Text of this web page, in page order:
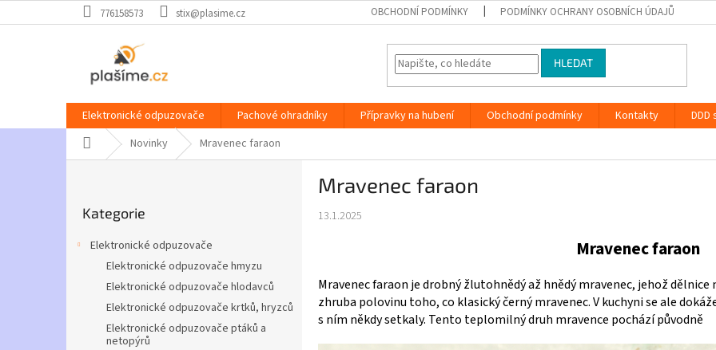
na
776158573 stix@plasime.cz OBCHODNÍ PODMÍNKY PODMÍNKY OCHRANY OSOBNÍCH ÚDAJŮ
HLEDAT
Elektronické odpuzovače Pachové ohradníky Přípravky na hubení Obchodní podmínky Kontakty
Domů Novinky Mravenec faraon
kategorie
Kategorie
Elektronické odpuzovače
Elektronické odpuzovače hmyzu
Elektronické odpuzovače hlodavců
Elektronické odpuzovače krtků, hryzců
Elektronické odpuzovače ptáků a
netopýrů
Mravenec faraon
13.1.2025
Mravenec faraon
Mravenec faraon je drobný žlutohnědý až hnědý mravenec, jehož
zhruba polovinu toho, co klasický černý mravenec. V kuchyni se ale
s ním někdy setkaly. Tento teplomilný druh mravence pochází původně